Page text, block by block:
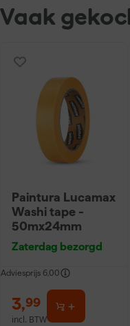
Vaak
Paintura Lucamax
Washi tape -
50mx24mm
Zaterdag bezorgd
Adviesprijs 6,00
3,99
incl. BTW